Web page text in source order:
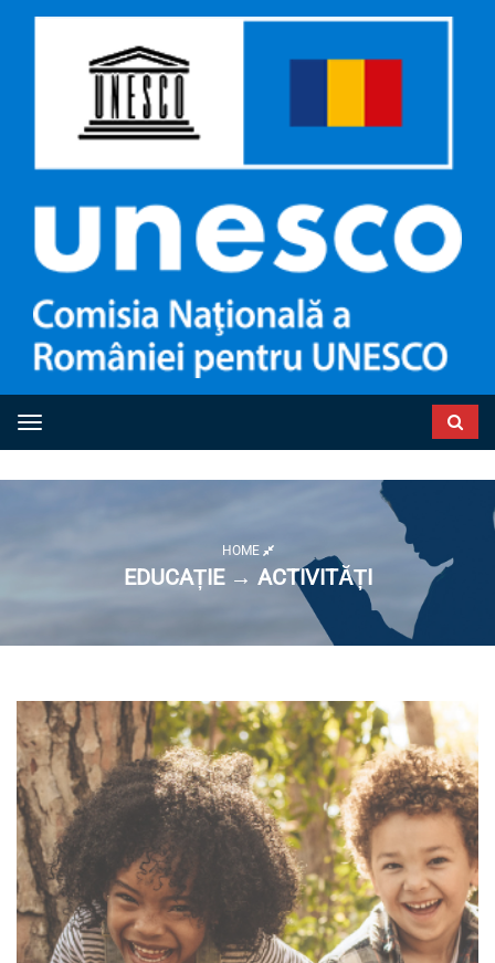
Toggle navigation
HOME
EDUCAȚIE → ACTIVITĂȚI